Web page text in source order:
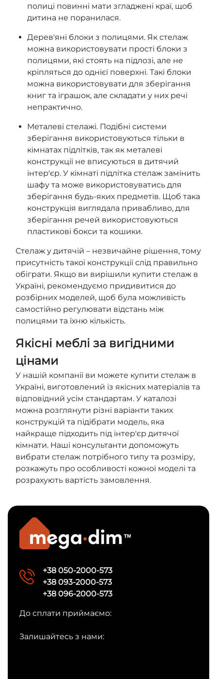
полиці повинні мати згладжені краї, щоб
дитина не поранилася.
Дерев'яні блоки з полицями. Як стелаж
можна використовувати прості блоки з
полицями, які стоять на підлозі, але не
кріпляться до однієї поверхні. Такі блоки
можна використовувати для зберігання
книг та іграшок, але складати у них речі
непрактично.
Металеві стелажі. Подібні системи
зберігання використовуються тільки в
кімнатах підлітків, так як металеві
конструкції не вписуються в дитячий
інтер'єр. У кімнаті підлітка стелаж замінить
шафу та може використовуватись для
зберігання будь-яких предметів. Щоб така
конструкція виглядала привабливо, для
зберігання речей використовуються
пластикові бокси та кошики.
Стелаж у дитячій – незвичайне рішення, тому
присутність такої конструкції слід правильно
обіграти. Якщо ви вирішили купити стелаж в
Україні, рекомендуємо придивитися до
розбірних моделей, щоб була можливість
самостійно регулювати відстань між
полицями та їхню кількість.
Якісні меблі за вигідними
цінами
У нашій компанії ви можете купити стелаж в
Україні, виготовлений із якісних матеріалів та
відповідний усім стандартам. У каталозі
можна розглянути різні варіанти таких
конструкцій та підібрати модель, яка
найкраще підходить під інтер'єр дитячої
кімнати. Наші консультанти допоможуть
вибрати стелаж потрібного типу та розміру,
розкажуть про особливості кожної моделі та
розрахують вартість замовлення.
+38 050-2000-573
+38 093-2000-573
+38 096-2000-573
До сплати приймаємо:
Залишайтесь з нами: